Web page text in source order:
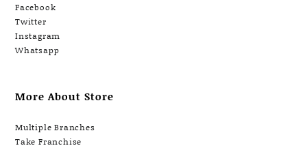
Facebook
Twitter
Instagram
Whatsapp
More About Store
Multiple Branches
Take Franchise